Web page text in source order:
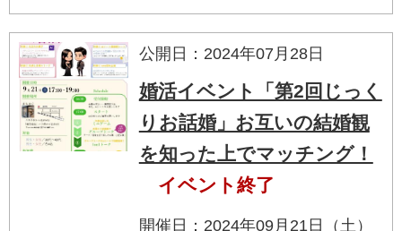
公開日：2024年07月28日
婚活イベント「第2回じっく
りお話婚」お互いの結婚観
を知った上でマッチング！
イベント終了
開催日：2024年09月21日（土）